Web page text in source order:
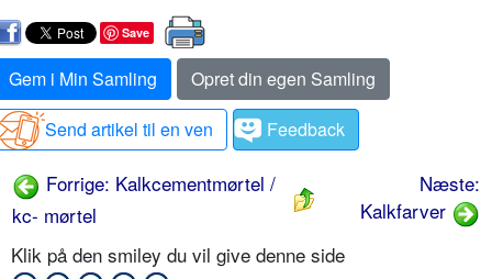
Save
Gem i Min Samling
Opret din egen Samling
Send artikel til en ven
Feedback
Forrige: Kalkcementmørtel /
kc- mørtel
Næste:
Kalkfarver
Klik på den smiley du vil give denne side